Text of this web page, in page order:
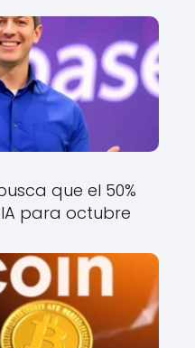
que el 50%
para octubre